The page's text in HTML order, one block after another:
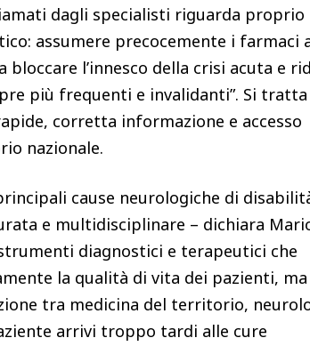
dagli specialisti riguarda proprio
assumere precocemente i farmaci
l’innesco della crisi acuta e
più frequenti e invalidanti”. Si
corretta informazione e accesso
nazionale.
cause neurologiche di
e multidisciplinare – dichiara
diagnostici e terapeutici che
la qualità di vita dei pazienti,
tra medicina del territorio,
arrivi troppo tardi alle cure